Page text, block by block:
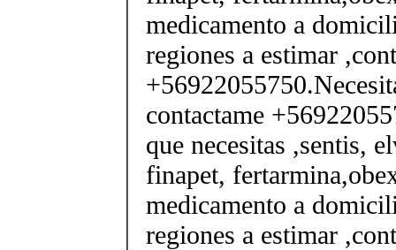
medicamento a
regiones a estimar
contactame
que necesitas ,sentis,
finapet,
medicamento a
regiones a estimar